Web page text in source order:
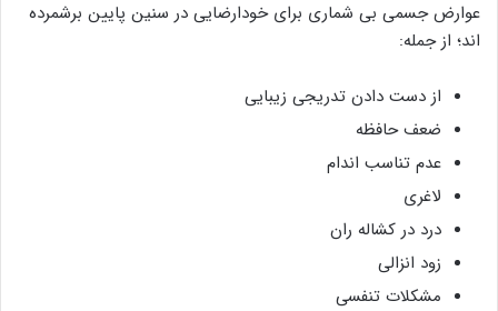
عوارض جسمی بی شماری برای خودارضایی در سنین پایین برشمرده
اند؛ از جمله:
از دست دادن تدریجی زیبایی
ضعف حافظه
عدم تناسب اندام
لاغری
درد در کشاله ران
زود انزالی
مشکلات تنفسی